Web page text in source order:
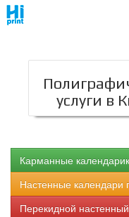
услуги в
Карманные
Настенные календари
Перекидной